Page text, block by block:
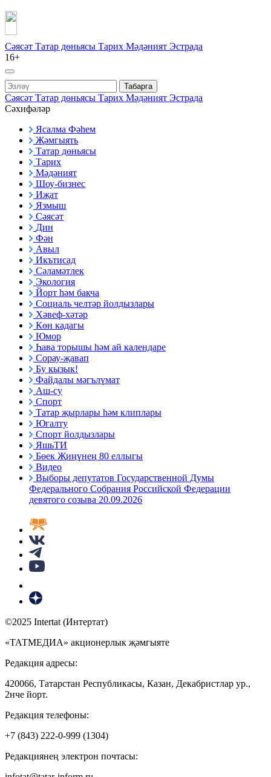
Сәясәт Татар дөньясы Тарих Мәдәният Эстрада
16+
Табарга
Сәясәт Татар дөньясы Тарих Мәдәният Эстрада
Сәхифәләр
Ясалма Фәһем
Җәмгыять
Татар дөньясы
Тарих
Мәдәният
Шоу-бизнес
Иҗат
Язмыш
Сәясәт
Дин
Фән
Авыл
Икътисад
Сәламәтлек
Экология
Йорт һәм бакча
Социаль челтәр йолдызлары
Хәвеф-хәтәр
Көн кадагы
Юмор
Һава торышы һәм ай календаре
Сорау-җавап
Бу кызык!
Файдалы мәгълүмат
Аш-су
Спорт
Татар җырлары һәм клиплары
Югалту
Спорт йолдызлары
ЯшьТИ
Бөек Җиңүнең 80 еллыгы
Видео
Выборы депутатов Государственной Думы
Федерального Собрания Российской Федерации
девятого созыва 20.09.2026
©2025 Intertat (Интертат)
«ТАТМЕДИА» акционерлык җәмгыяте
Редакция адресы:
420066, Татарстан Республикасы, Казан, Декабристлар ур.,
2нче йорт.
Редакция телефоны:
+7 (843) 222-0-999 (1304)
Редакциянең электрон почтасы: